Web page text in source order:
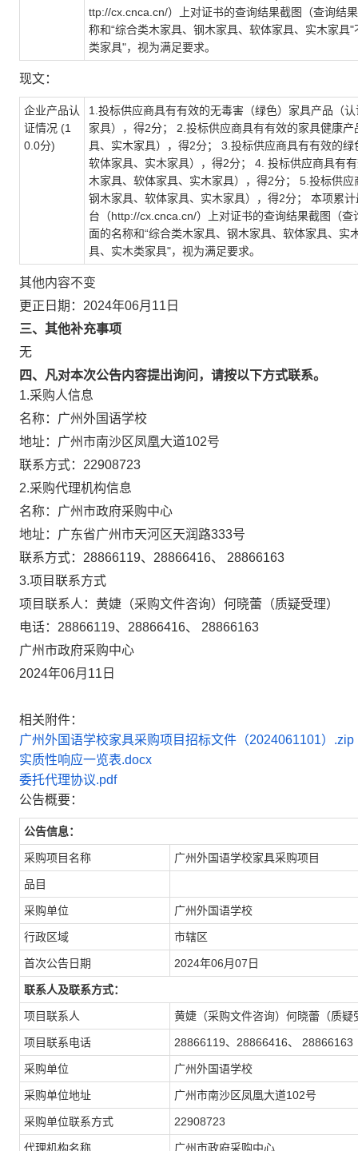
ttp://cx.cnca.cn/）上对证书的查询结果截图（查询结
称和“综合类木家具、钢木家具、软体家具、实木家具"
类家具"，视为满足要求。
现文：
企业产品认
证情况 (1
0.0分)
1. 投标供应商具有有效的无毒害（绿色）家具产品（
家具），得2分； 2. 投标供应商具有有效的家具健康
具、实木家具），得2分； 3. 投标供应商具有有效的
软体家具、实木家具），得2分； 4. 投标供应商具有
木家具、软体家具、实木家具），得2分； 5. 投标供应
钢木家具、软体家具、实木家具），得2分； 本项累
台（http://cx.cnca.cn/）上对证书的查询结果截图（
面的名称和“综合类木家具、钢木家具、软体家具、实
具、实木类家具"，视为满足要求。
其他内容不变
更正日期： 2024年06月11日
三、其他补充事项
无
四、凡对本次公告内容提出询问，请按以下方式联系。
1.采购人信息
名称： 广州外国语学校
地址： 广州市南沙区凤凰大道102号
联系方式： 22908723
2.采购代理机构信息
名称： 广州市政府采购中心
地址： 广东省广州市天河区天润路333号
联系方式： 28866119、28866416、 28866163
3.项目联系方式
项目联系人： 黄婕（采购文件咨询）何晓蕾（质疑受理）
电话： 28866119、28866416、 28866163
广州市政府采购中心
2024年06月11日
相关附件：
广州外国语学校家具采购项目招标文件（2024061101）.zip
实质性响应一览表.docx
委托代理协议.pdf
公告概要：
公告信息：
采购项目名称 广州外国语学校家具采购项目
品目
采购单位 广州外国语学校
行政区域 市辖区
首次公告日期 2024年06月07日
联系人及联系方式：
项目联系人 黄婕（采购文件咨询）何晓蕾（质疑
项目联系电话 28866119、28866416、 28866163
采购单位 广州外国语学校
采购单位地址 广州市南沙区凤凰大道102号
采购单位联系方式 22908723
代理机构名称 广州市政府采购中心